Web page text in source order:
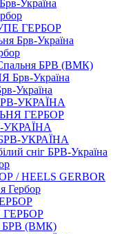
Україна
ГЕРБОР
Брв-Україна
БРВ (ВМК)
Брв-Україна
Україна
УКРАЇНА
ГЕРБОР
УКРАЇНА
УКРАЇНА
сніг БРВ-Україна
/ HEELS GERBOR
БРВ (ВМК)